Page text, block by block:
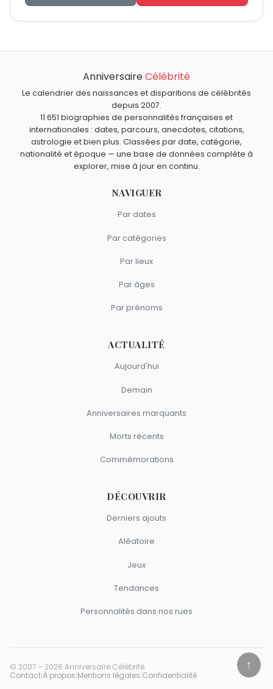
AnniversaireCélébrité
Le calendrier des naissances et disparitions de célébrités
depuis 2007.
11 651 biographies de personnalités françaises et
internationales : dates, parcours, anecdotes, citations,
astrologie et bien plus. Classées par date, catégorie,
nationalité et époque — une base de données complète à
explorer, mise à jour en continu.
NAVIGUER
Par dates
Par catégories
Par lieux
Par âges
Par prénoms
ACTUALITÉ
Aujourd'hui
Demain
Anniversaires marquants
Morts récents
Commémorations
DÉCOUVRIR
Derniers ajouts
Aléatoire
Jeux
Tendances
Personnalités dans nos rues
© 2007 - 2026 Anniversaire Célébrité
Contact À propos Mentions légales Confidentialité
↑